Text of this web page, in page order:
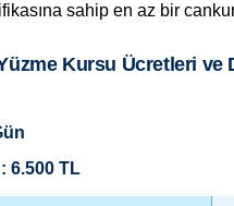
sahip en az bir
Kursu Ücretleri ve
6.500 TL